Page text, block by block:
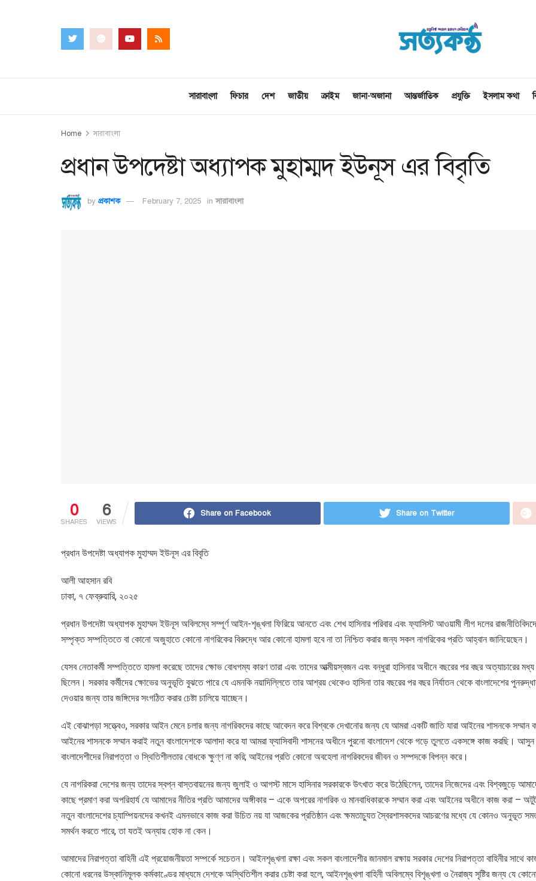
সারাবাংলা ফিচার দেশ জাতীয় ক্রাইম জানা-অজানা আন্তর্জাতিক প্রযুক্তি ইসলাম কথা
Home সারাবাংলা
প্রধান উপদেষ্টা অধ্যাপক মুহাম্মদ ইউনূস এর বিবৃতি
by প্রকাশক February 7, 2025 in সারাবাংলা
0
SHARES
6
VIEWS
Share on Facebook Share on Twitter
প্রধান উপদেষ্টা অধ্যাপক মুহাম্মদ ইউনূস এর বিবৃতি
আলী আহসান রবি
ঢাকা, ৭ ফেব্রুয়ারি, ২০২৫
প্রধান উপদেষ্টা অধ্যাপক মুহাম্মদ ইউনূস অবিলম্বে সম্পূর্ণ আইন-শৃঙ্খলা ফিরিয়ে আনতে এবং শেখ হাসিনার পরিবার এবং ফ্যাসিস্ট আওয়ামী লীগ দলের
সম্পৃক্ত সম্পত্তিতে বা কোনো অজুহাতে কোনো নাগরিকের বিরুদ্ধে আর কোনো হামলা হবে না তা নিশ্চিত করার জন্য সকল নাগরিকের প্রতি আহ্বান জানিয়েছেন।
যেসব নেতাকর্মী সম্পত্তিতে হামলা করেছে তাদের ক্ষোভ বোধগম্য কারণ তারা এবং তাদের আত্মীয়স্বজন এবং বন্ধুরা হাসিনার অধীনে বছরের পর বছর অত্যাচারের মধ্য
ছিলেন। সরকার কর্মীদের ক্ষোভের অনুভূতি বুঝতে পারে যে এমনকি নয়াদিল্লিতে তার আশ্রয় থেকেও হাসিনা তার বছরের পর বছর নির্যাতন থেকে বাংলাদেশের
দেওয়ার জন্য তার জঙ্গিদের সংগঠিত করার চেষ্টা চালিয়ে যাচ্ছেন।
এই বোঝাপড়া সত্ত্বেও, সরকার আইন মেনে চলার জন্য নাগরিকদের কাছে আবেদন করে বিশ্বকে দেখানোর জন্য যে আমরা একটি জাতি যারা আইনের শাসনকে সম্মান
আইনের শাসনকে সম্মান করাই নতুন বাংলাদেশকে আলাদা করে যা আমরা ফ্যাসিবাদী শাসনের অধীনে পুরনো বাংলাদেশ থেকে গড়ে তুলতে একসঙ্গে কাজ করছি।
বাংলাদেশীদের নিরাপত্তা ও স্থিতিশীলতার বোধকে ক্ষুণ্ণ না করি; আইনের প্রতি কোনো অবহেলা নাগরিকদের জীবন ও সম্পদকে বিপন্ন করে।
যে নাগরিকরা দেশের জন্য তাদের স্বপ্ন বাস্তবায়নের জন্য জুলাই ও আগস্ট মাসে হাসিনার সরকারকে উৎখাত করে উঠেছিলেন, তাদের নিজেদের এবং বিশ্বজুড়ে
কাছে প্রমাণ করা অপরিহার্য যে আমাদের নীতির প্রতি আমাদের অঙ্গীকার – একে অপরের নাগরিক ও মানবাধিকারকে সম্মান করা এবং আইনের অধীনে কাজ করা –
নতুন বাংলাদেশের চ্যাম্পিয়নদের কখনই এমনভাবে কাজ করা উচিত নয় যা আজকের প্রতিষ্ঠান এবং ক্ষমতাচ্যুত স্বৈরশাসকদের আচরণের মধ্যে যে কোনও অনুভূত
সমর্থন করতে পারে, তা যতই অন্যায় হোক না কেন।
আমাদের নিরাপত্তা বাহিনী এই প্রয়োজনীয়তা সম্পর্কে সচেতন। আইনশৃঙ্খলা রক্ষা এবং সকল বাংলাদেশীর জানমাল রক্ষায় সরকার দেশের নিরাপত্তা বাহিনীর সাথে
কোনো ধরনের উস্কানিমূলক কর্মকাণ্ডের মাধ্যমে দেশকে অস্থিতিশীল করার চেষ্টা করা হলে, আইনশৃঙ্খলা বাহিনী অবিলম্বে বিশৃঙ্খলা ও নৈরাজ্য সৃষ্টির জন্য যে